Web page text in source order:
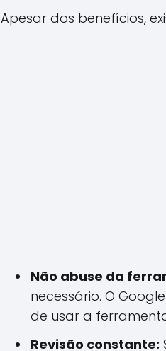
Apesar dos benefícios,
Não abuse da
necessário. O
de usar a
Revisão constante: